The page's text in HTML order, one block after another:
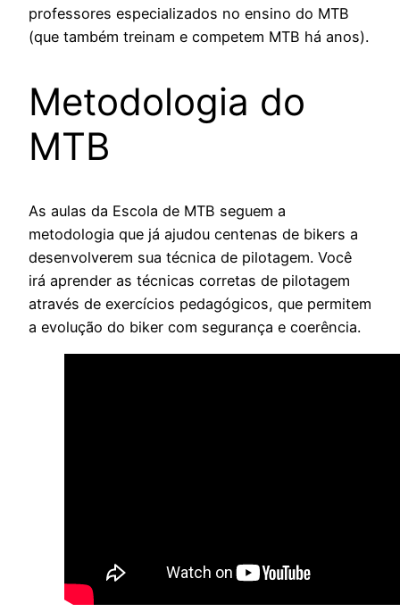
professores especializados no ensino do MTB
(que também treinam e competem MTB há anos).
Metodologia do
MTB
As aulas da Escola de MTB seguem a
metodologia que já ajudou centenas de bikers a
desenvolverem sua técnica de pilotagem. Você
irá aprender as técnicas corretas de pilotagem
através de exercícios pedagógicos, que permitem
a evolução do biker com segurança e coerência.